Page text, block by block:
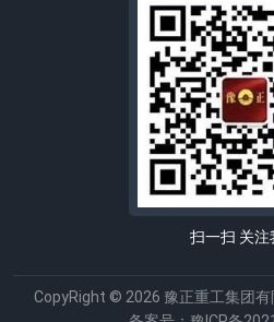
扫一扫 关注
CopyRight © 2026 豫正重工集团